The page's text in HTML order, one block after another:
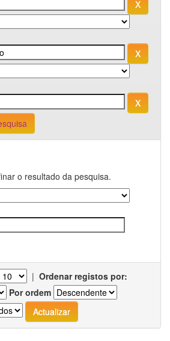
o resultado da pesquisa.
| Ordenar registos por:
Por ordem